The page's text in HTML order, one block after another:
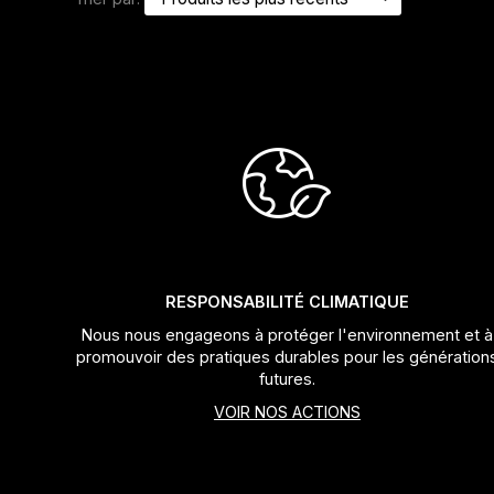
RESPONSABILITÉ CLIMATIQUE
Nous nous engageons à protéger l'environnement et à
promouvoir des pratiques durables pour les
futures.
VOIR NOS ACTIONS